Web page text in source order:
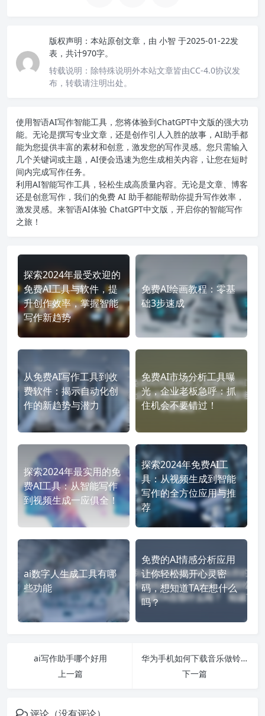
版权声明： 本站原创文章，由 小智 于2025-01-22发
表，共计970字。
转载说明： 除特殊说明外本站文章皆由CC-4.0协议发
布，转载请注明出处。
使用智语AI写作智能工具，您将体验到ChatGPT中文版的强大功
能。无论是撰写专业文章，还是创作引人入胜的故事，AI助手都
能为您提供丰富的素材和创意，激发您的写作灵感。您只需输入
几个关键词或主题，AI便会迅速为您生成相关内容，让您在短时
间内完成写作任务。
利用AI智能写作工具，轻松生成高质量内容。无论是文章、博客
还是创意写作，我们的免费 AI 助手都能帮助你提升写作效率，
激发灵感。来智语AI体验 ChatGPT中文版 ，开启你的智能写作
之旅！
探索2024年最受欢迎的
免费AI工具与软件，提
升创作效率，掌握智能
写作新趋势
免费AI绘画教程：零基
础3步速成
从免费AI写作工具到收
费软件：揭示自动化创
作的新趋势与潜力
免费AI市场分析工具曝
光，企业老板急呼：抓
住机会不要错过！
探索2024年最实用的免
费AI工具：从智能写作
到视频生成一应俱全！
探索2024年免费AI工
具：从视频生成到智能
写作的全方位应用与推
荐
ai数字人生成工具有哪
些功能
免费的AI情感分析应用
让你轻松揭开心灵密
码，想知道TA在想什么
吗？
ai写作助手哪个好用
上一篇
华为手机如何下载音乐做铃声
下一篇